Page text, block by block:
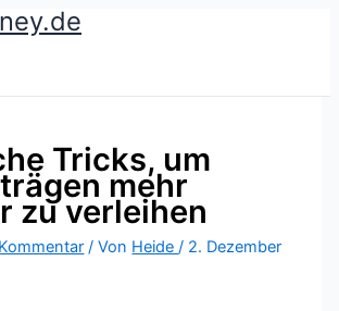
Tricks, um
mehr
zu verleihen
/ Von Heide/ 2. Dezember